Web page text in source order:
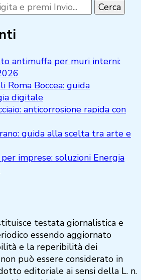
antimuffa per muri interni:
Roma Boccea: guida
digitale
anticorrosione rapida con
guida alla scelta tra arte e
imprese: soluzioni Energia
testata giornalistica e
essendo aggiornato
e la reperibilità dei
può essere considerato in
editoriale ai sensi della L. n.